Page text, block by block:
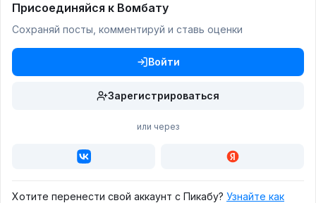
Присоединяйся к Вомбату
Сохраняй посты, комментируй и ставь оценки
Войти
Зарегистрироваться
или через
Хотите перенести свой аккаунт с Пикабу? Узнайте как